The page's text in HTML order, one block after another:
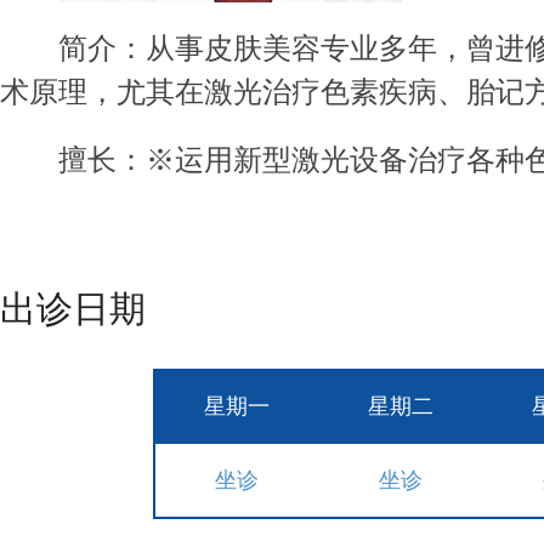
简介：从事皮肤美容专业多年，曾进
术原理，尤其在激光治疗色素疾病、胎记
擅长：※运用新型激光设备治疗各种
出诊日期
星期一
坐诊
星期二
坐诊